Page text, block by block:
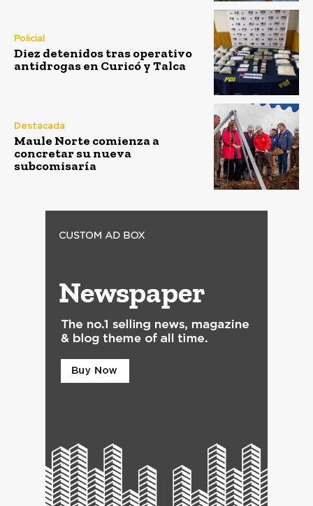
Policial
Diez detenidos tras operativo
antidrogas en Curicó y Talca
Destacada
Maule Norte comienza a
concretar su nueva
subcomisaría